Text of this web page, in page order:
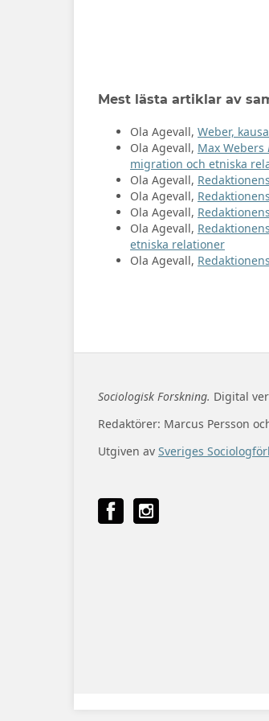
Mest lästa artiklar av
Ola Agevall, Weber,
Ola Agevall, Max Webers
migration och etniska
Ola Agevall,
Ola Agevall,
Ola Agevall,
Ola Agevall,
etniska relationer
Ola Agevall,
Sociologisk Forskning. Digital
Redaktörer: Marcus Persson
Utgiven av Sveriges